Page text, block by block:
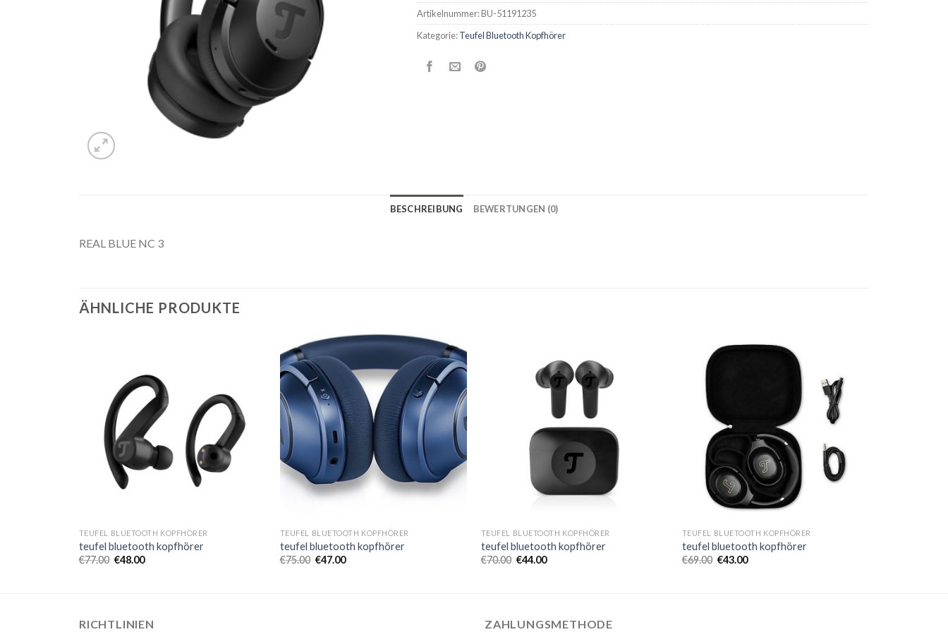
Artikelnummer:BU-51191235
Kategorie:Teufel Bluetooth Kopfhörer
BESCHREIBUNG BEWERTUNGEN (0)
REAL BLUE NC 3
ÄHNLICHE PRODUKTE
TEUFEL BLUETOOTH KOPFHÖRER
teufel bluetooth kopfhörer
€77.00 €48.00
TEUFEL BLUETOOTH KOPFHÖRER
teufel bluetooth kopfhörer
€75.00 €47.00
TEUFEL BLUETOOTH KOPFHÖRER
teufel bluetooth kopfhörer
€70.00 €44.00
TEUFEL BLUETOOTH KOPFHÖRER
teufel bluetooth kopfhörer
€69.00 €43.00
RICHTLINIEN ZAHLUNGSMETHODE